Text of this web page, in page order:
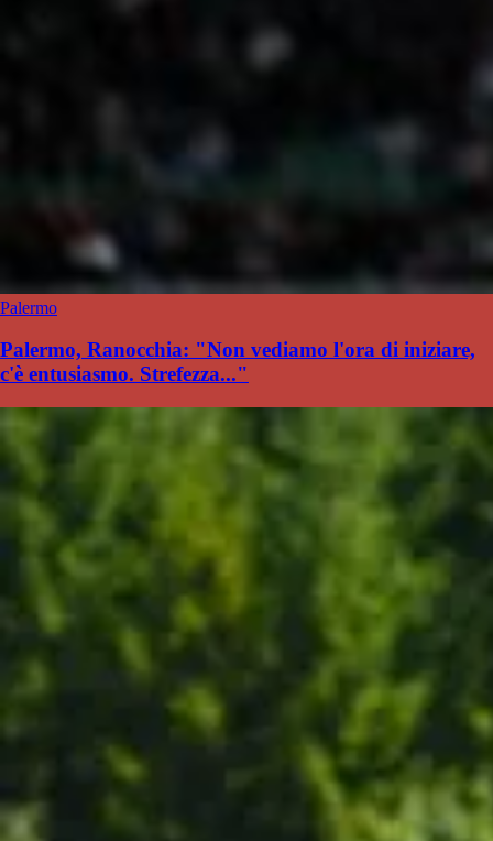
Palermo
Palermo, Ranocchia: "Non vediamo l'ora di iniziare,
c'è entusiasmo. Strefezza..."